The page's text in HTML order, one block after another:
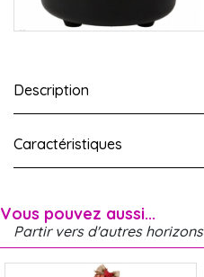
Description
Caractéristiques
Vous pouvez aussi...
Partir vers d'autres horizons